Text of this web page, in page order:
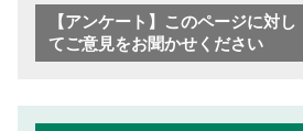
【アンケート】このページに対し
てご意見をお聞かせください